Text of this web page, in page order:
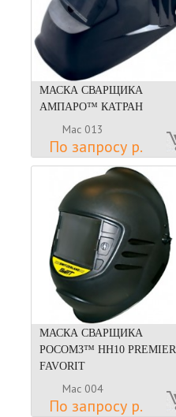
МАСКА СВАРЩИКА
АМПАРО™ КАТРАН
Мас 013
По запросу р.
МАСКА СВАРЩИКА
РОСОМЗ™ НН10 PREMIER
FAVORIT
Мас 004
По запросу р.